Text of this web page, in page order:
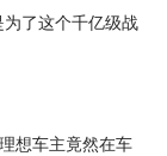
了这个千亿级战
想车主竟然在车